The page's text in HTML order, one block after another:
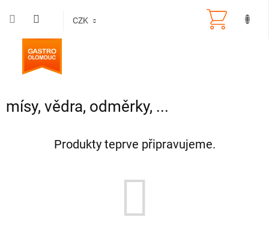
CZK
mísy, vědra, odměrky, ...
Produkty teprve připravujeme.